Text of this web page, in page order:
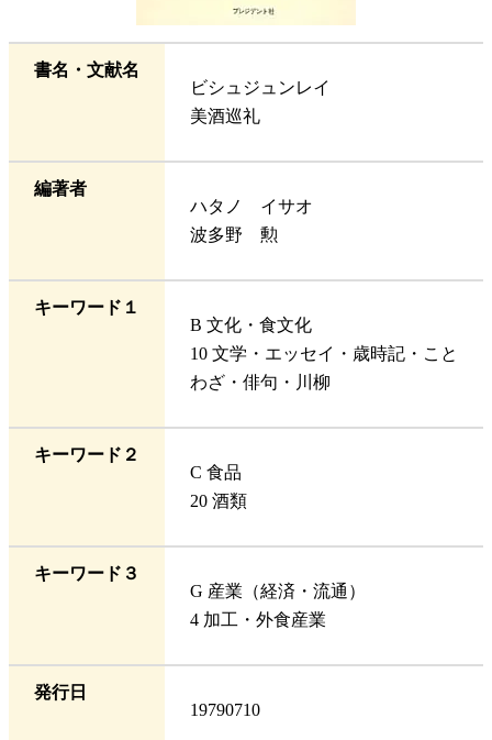
書名・文献名
ビシュジュンレイ
美酒巡礼
編著者
ハタノ イサオ
波多野 勲
キーワード１
B 文化・食文化
10 文学・エッセイ・歳時記・こと
わざ・俳句・川柳
キーワード２
C 食品
20 酒類
キーワード３
G 産業（経済・流通）
4 加工・外食産業
発行日
19790710